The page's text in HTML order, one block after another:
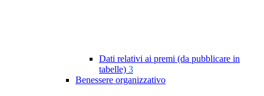
Dati relativi ai premi (da pubblicare in
tabelle) 3
Benessere organizzativo